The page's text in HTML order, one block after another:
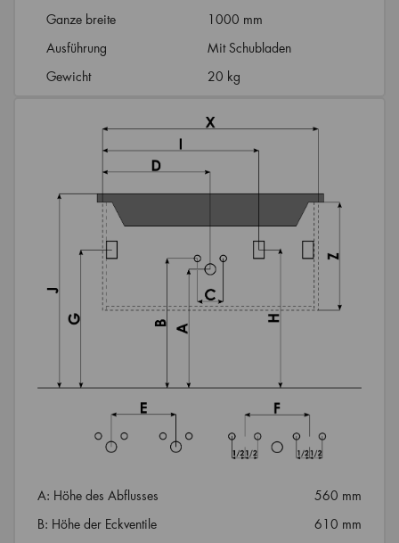
Ganze breite
1000 mm
Ausführung
Mit Schubladen
Gewicht
20 kg
A: Höhe des Abflusses
560 mm
B: Höhe der Eckventile
610 mm